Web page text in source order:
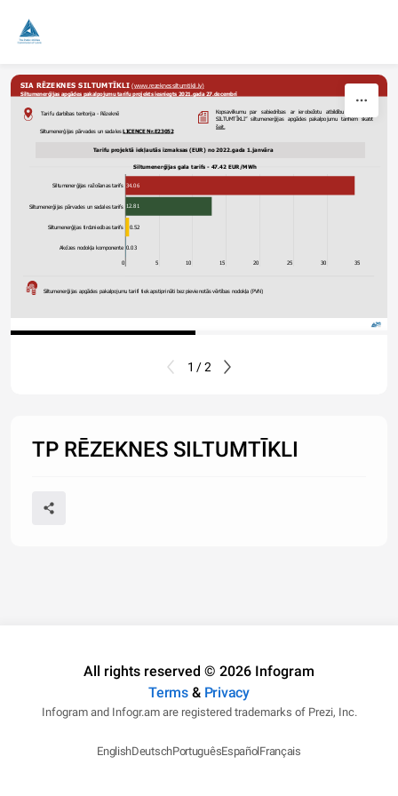
SIA RĒZEKNES SILTUMTĪKLI (www.rezeknessiltumtikli.lv)
Siltumenerģijas apgādes pakalpojumu tarifu projekts iesniegts 2021.gada 27.decembrī
Kopsavilkumu par sabiedrības ar ierobežotu atbildību “RĒZEKNES
SILTUMTĪKLI” siltumenerģijas apgādes pakalpojumu tarifiem skatīt
šeit.
Tarifu darbības teritorija - Rēzeknē
Siltumenerģijas pārvades un sadales LICENCE Nr.E23052
Tarifu projektā iekļautās izmaksas (EUR) no 2022.gada 1.janvāra
Siltumenerģijas gala tarifs - 47.42 EUR/MWh
Siltumenerģijas ražošanas tarifs
Siltumenerģijas pārvades un sadales tarifs
Siltumenerģijas tirdzniecības tarifs
Akcīzes nodokļa komponente
0 5 10 15 20 25 30 35
34.06
12.81
0.52
0.03
Siltumenerģijas apgādes pakalpojumu tarifi tiek apstiprināti bez pievienotās vērtības nodokļa (PVN)
1 / 2
TP RĒZEKNES SILTUMTĪKLI
All rights reserved © 2026 Infogram
Terms& Privacy
Infogram and Infogr.am are registered trademarks of Prezi, Inc.
EnglishDeutschPortuguêsEspañolFrançais